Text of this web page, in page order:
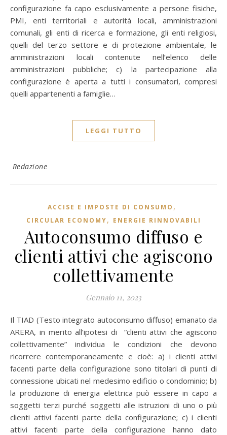
configurazione fa capo esclusivamente a persone fisiche,
PMI, enti territoriali e autorità locali, amministrazioni
comunali, gli enti di ricerca e formazione, gli enti religiosi,
quelli del terzo settore e di protezione ambientale, le
amministrazioni locali contenute nell’elenco delle
amministrazioni pubbliche; c) la partecipazione alla
configurazione è aperta a tutti i consumatori, compresi
quelli appartenenti a famiglie…
LEGGI TUTTO
Redazione
ACCISE E IMPOSTE DI CONSUMO ,
CIRCULAR ECONOMY, ENERGIE RINNOVABILI
Autoconsumo diffuso e
clienti attivi che agiscono
collettivamente
Gennaio 11, 2023
Il TIAD (Testo integrato autoconsumo diffuso) emanato da
ARERA, in merito all’ipotesi di “clienti attivi che agiscono
collettivamente” individua le condizioni che devono
ricorrere contemporaneamente e cioè: a) i clienti attivi
facenti parte della configurazione sono titolari di punti di
connessione ubicati nel medesimo edificio o condominio; b)
la produzione di energia elettrica può essere in capo a
soggetti terzi purché soggetti alle istruzioni di uno o più
clienti attivi facenti parte della configurazione; c) i clienti
attivi facenti parte della configurazione hanno dato